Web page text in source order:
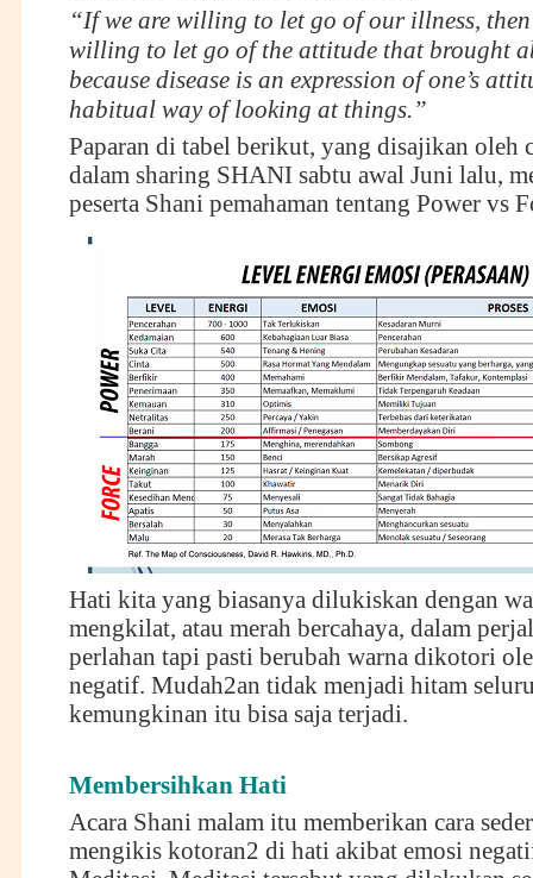
“If we are willing to let go of our illness, then
willing to let go of the attitude that brought
because disease is an expression of one’s
habitual way of looking at things.”
Paparan di tabel berikut, yang disajikan oleh
dalam sharing SHANI sabtu awal Juni lalu,
peserta Shani pemahaman tentang Power vs
Hati kita yang biasanya dilukiskan dengan
mengkilat, atau merah bercahaya, dalam
perlahan tapi pasti berubah warna dikotori
negatif. Mudah2an tidak menjadi hitam
kemungkinan itu bisa saja terjadi.
Membersihkan Hati
Acara Shani malam itu memberikan cara
mengikis kotoran2 di hati akibat emosi